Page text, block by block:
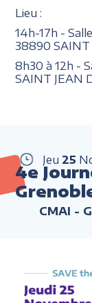
Lieu :
14h-17h -
38890 SAINT
8h30 à 12h -
SAINT JEAN
Jeu 25
4e
CMAI -